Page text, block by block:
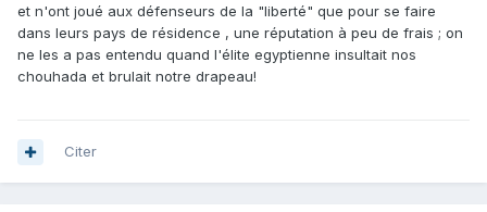
et n'ont joué aux défenseurs de la "liberté" que pour se faire
dans leurs pays de résidence , une réputation à peu de frais ; on
ne les a pas entendu quand l'élite egyptienne insultait nos
chouhada et brulait notre drapeau!
Citer